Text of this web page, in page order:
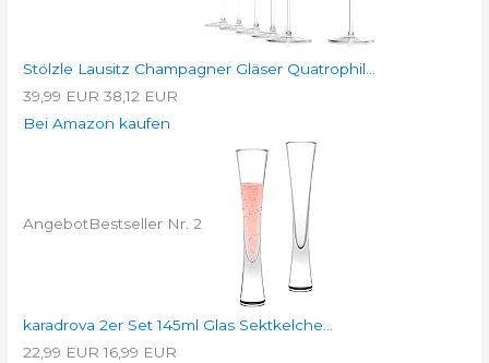
Stölzle Lausitz Champagner Gläser Quatrophil...
39,99 EUR 38,12 EUR
Bei Amazon kaufen
AngebotBestseller Nr. 2
karadrova 2er Set 145ml Glas Sektkelche...
22,99 EUR 16,99 EUR